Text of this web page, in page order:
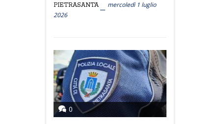
PIETRASANTA
mercoledì 1 luglio
2026
0